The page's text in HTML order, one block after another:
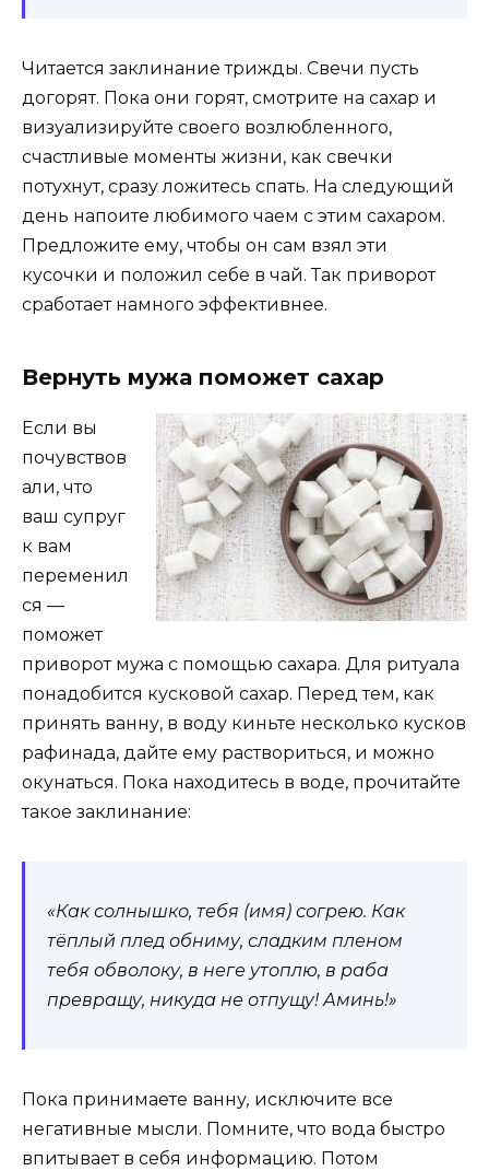
Читается заклинание трижды. Свечи пусть
догорят. Пока они горят, смотрите на сахар и
визуализируйте своего возлюбленного,
счастливые моменты жизни, как свечки
потухнут, сразу ложитесь спать. На следующий
день напоите любимого чаем с этим сахаром.
Предложите ему, чтобы он сам взял эти
кусочки и положил себе в чай. Так приворот
сработает намного эффективнее.
Вернуть мужа поможет сахар
Если вы
почувствов
али, что
ваш супруг
к вам
переменил
ся —
поможет
приворот мужа с помощью сахара. Для ритуала
понадобится кусковой сахар. Перед тем, как
принять ванну, в воду киньте несколько кусков
рафинада, дайте ему раствориться, и можно
окунаться. Пока находитесь в воде, прочитайте
такое заклинание:
«Как солнышко, тебя (имя) согрею. Как
тёплый плед обниму, сладким пленом
тебя обволоку, в неге утоплю, в раба
превращу, никуда не отпущу! Аминь!»
Пока принимаете ванну, исключите все
негативные мысли. Помните, что вода быстро
впитывает в себя информацию. Потом